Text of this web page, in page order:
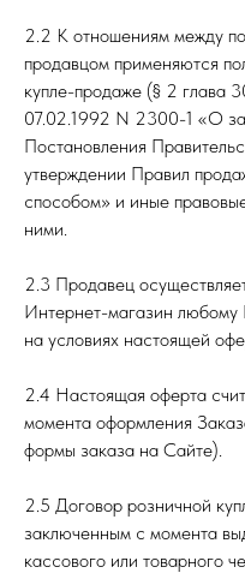
2.2 К отношениям между
продавцом применяются
купле-продаже (§ 2 глава
07.02.1992 N 2300-1 «О
Постановления
утверждении Правил
способом» и иные
ними.
2.3 Продавец
Интернет-магазин
на условиях настоящей
2.4 Настоящая оферта
момента оформления
формы заказа на Сайте).
2.5 Договор розничной
заключенным с момента
кассового или товарного